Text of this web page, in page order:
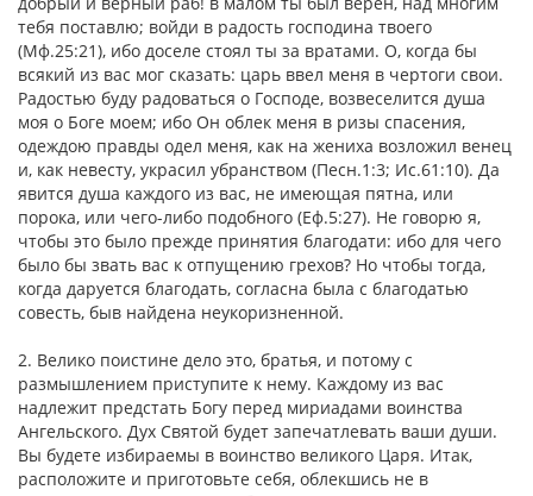
тебя поставлю; войди в радость господина твоего
(Мф.25:21), ибо доселе стоял ты за вратами. О, когда бы
всякий из вас мог сказать: царь ввел меня в чертоги свои.
Радостью буду радоваться о Господе, возвеселится душа
моя о Боге моем; ибо Он облек меня в ризы спасения,
одеждою правды одел меня, как на жениха возложил венец
и, как невесту, украсил убранством (Песн.1:3; Ис.61:10). Да
явится душа каждого из вас, не имеющая пятна, или
порока, или чего-либо подобного (Еф.5:27). Не говорю я,
чтобы это было прежде принятия благодати: ибо для чего
было бы звать вас к отпущению грехов? Но чтобы тогда,
когда даруется благодать, согласна была с благодатью
совесть, быв найдена неукоризненной.
2. Велико поистине дело это, братья, и потому с
размышлением приступите к нему. Каждому из вас
надлежит предстать Богу перед мириадами воинства
Ангельского. Дух Святой будет запечатлевать ваши души.
Вы будете избираемы в воинство великого Царя. Итак,
расположите и приготовьте себя, облекшись не в